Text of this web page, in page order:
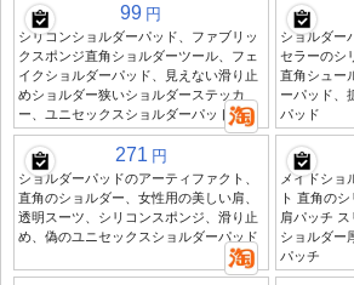
99 円
シリコンショルダーパッド、ファブリッ
クスポンジ直角ショルダーツール、フェ
イクショルダーパッド、見えない滑り止
めショルダー狭いショルダーステッカ
ー、ユニセックスショルダーパッド
ショルダー
セラーのシ
直角シュー
ーパッド、
パッド
271 円
ショルダーパッドのアーティファクト、
直角のショルダー、女性用の美しい肩、
透明スーツ、シリコンスポンジ、滑り止
め、偽のユニセックスショルダーパッド
メイドショ
ト 直角の
肩パッチ ス
ショルダー
パッチ